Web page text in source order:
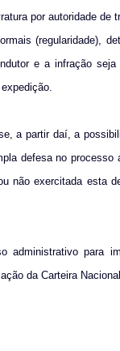
por autoridade de
(regularidade),
e a infração seja
a partir daí, a
defesa no processo
não exercitada esta
para
da Carteira